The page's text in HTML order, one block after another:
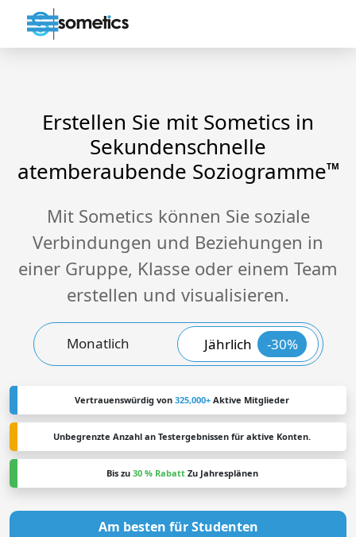
Erstellen Sie mit Sometics in
Sekundenschnelle
atemberaubende SoziogrammeTM
Mit Sometics können Sie soziale
Verbindungen und Beziehungen in
einer Gruppe, Klasse oder einem Team
erstellen und visualisieren.
Monatlich Jährlich -30%
Vertrauenswürdig von 325,000+ Aktive Mitglieder
Unbegrenzte Anzahl an Testergebnissen für aktive Konten.
Bis zu 30 % Rabatt Zu Jahresplänen
Am besten für Studenten